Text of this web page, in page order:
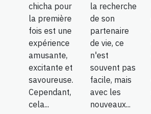
chicha pour
la première
fois est une
expérience
amusante,
excitante et
savoureuse.
Cependant,
cela...
la recherche
de son
partenaire
de vie, ce
n'est
souvent pas
facile, mais
avec les
nouveaux...